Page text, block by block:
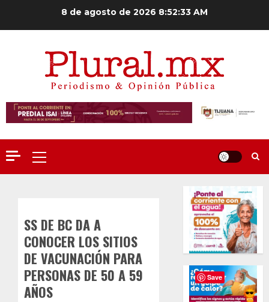
8 de agosto de 2026 8:52:34 AM
Menú
principal
SS DE BC DA A
CONOCER LOS SITIOS
DE VACUNACIÓN PARA
PERSONAS DE 50 A 59
AÑOS
Save